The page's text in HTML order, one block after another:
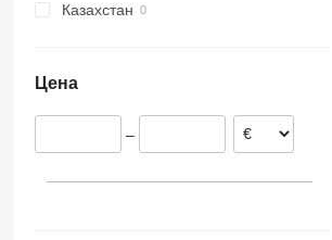
Казахстан
Цена
–